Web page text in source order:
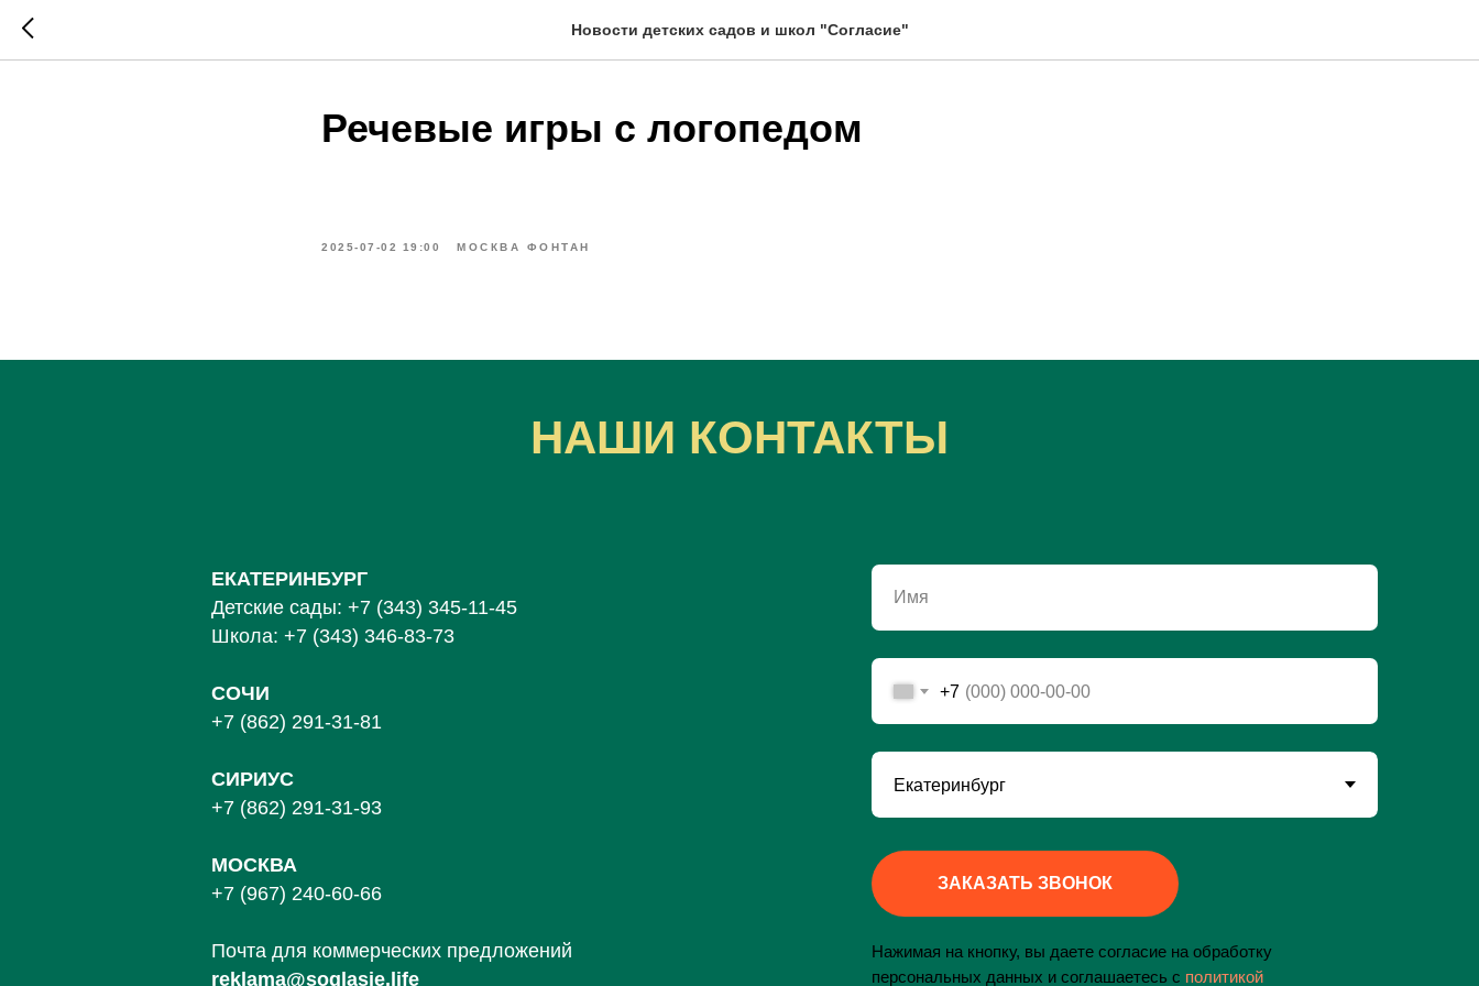
Новости детских садов и школ "Согласие"
Речевые игры с логопедом
2025-07-02 19:00 МОСКВА ФОНТАН
НАШИ КОНТАКТЫ
ЕКАТЕРИНБУРГ
Детские сады: +7 (343) 345-11-45
Школа: +7 (343) 346-83-73
СОЧИ
+7 (862) 291-31-81
СИРИУС
+7 (862) 291-31-93
МОСКВА
+7 (967) 240-60-66
Почта для коммерческих предложений
reklama@soglasie.life
Имя
+7
ЗАКАЗАТЬ ЗВОНОК
Нажимая на кнопку, вы даете согласие на обработку
персональных данных и соглашаетесь c политикой